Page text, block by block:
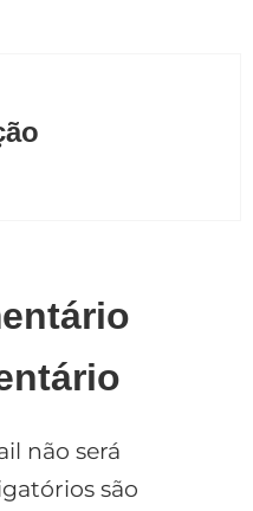
não será
são